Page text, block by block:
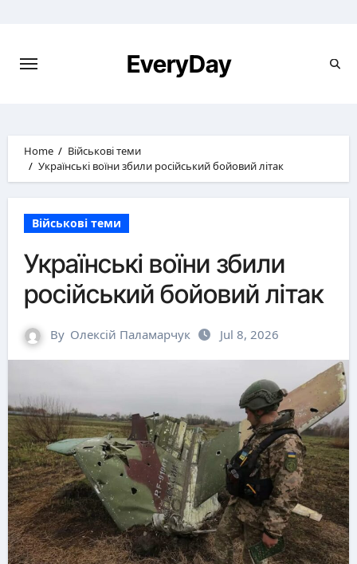
EveryDay
Home
Військові теми
Українські воїни збили російський бойовий літак
Військові теми
Українські воїни збили
російський бойовий літак
By Олексій Паламарчук Jul 8, 2026